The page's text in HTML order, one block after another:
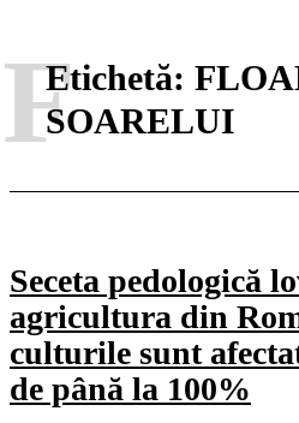
Etichetă:
SOARELUI
F
Seceta pedologică
agricultura din
culturile sunt
de până la 100%